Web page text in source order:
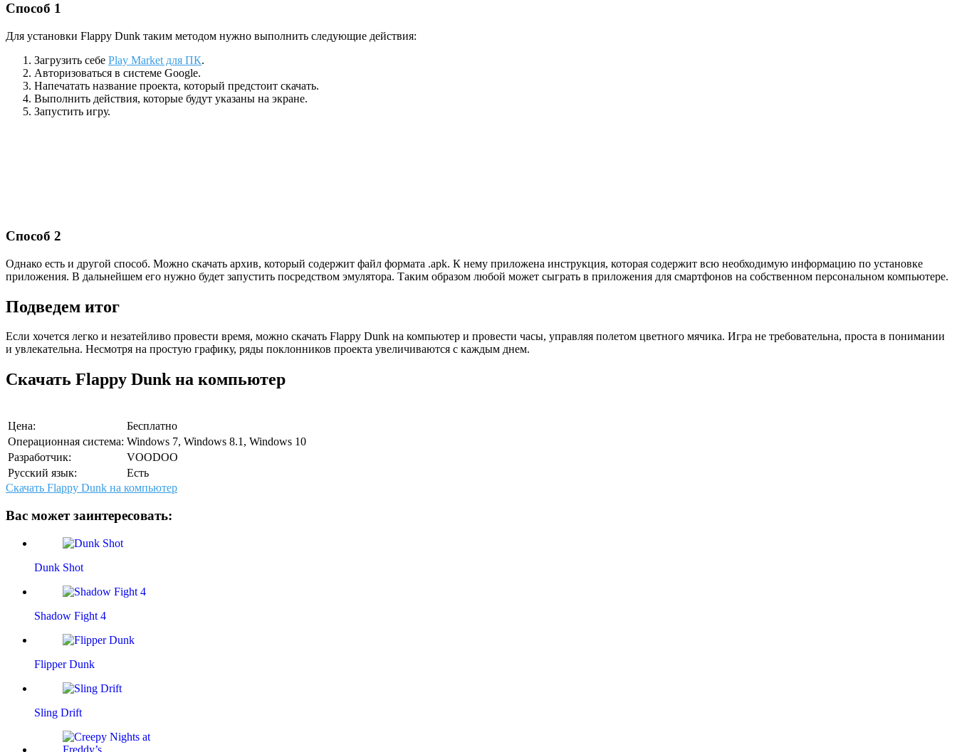
Способ 1
Для установки Flappy Dunk таким методом нужно выполнить следующие действия:
Загрузить себе Play Market для ПК.
Авторизоваться в системе Google.
Напечатать название проекта, который предстоит скачать.
Выполнить действия, которые будут указаны на экране.
Запустить игру.
Способ 2
Однако есть и другой способ. Можно скачать архив, который содержит файл формата .apk. К нему приложена инструкция, которая содержит всю необходимую информацию по установке
приложения. В дальнейшем его нужно будет запустить посредством эмулятора. Таким образом любой может сыграть в приложения для смартфонов на собственном персональном компьютере.
Подведем итог
Если хочется легко и незатейливо провести время, можно скачать Flappy Dunk на компьютер и провести часы, управляя полетом цветного мячика. Игра не требовательна, проста в понимании
и увлекательна. Несмотря на простую графику, ряды поклонников проекта увеличиваются с каждым днем.
Скачать Flappy Dunk на компьютер
Цена:
Бесплатно
Операционная система: Windows 7, Windows 8.1, Windows 10
Разработчик:
VOODOO
Русский язык:
Есть
Скачать Flappy Dunk на компьютер
Вас может заинтересовать:
Dunk Shot
Shadow Fight 4
Flipper Dunk
Sling Drift